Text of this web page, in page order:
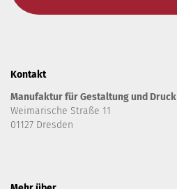
Kontakt
Manufaktur für Gestaltung und Druck
Weimarische Straße 11
01127 Dresden